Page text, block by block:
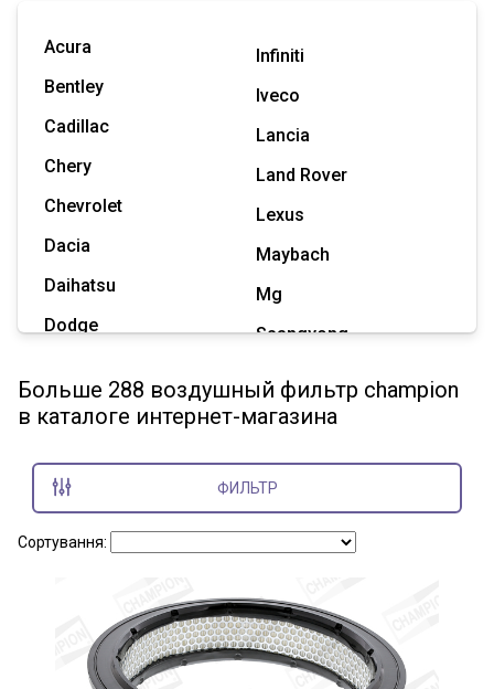
Acura
Bentley
Cadillac
Chery
Chevrolet
Dacia
Daihatsu
Dodge
Great Wall
Hummer
Infiniti
Iveco
Lancia
Land Rover
Lexus
Maybach
Mg
Ssangyong
Tesla
Показать все марки
Больше 288 воздушный фильтр champion
в каталоге интернет-магазина
ФИЛЬТР
Сортування: